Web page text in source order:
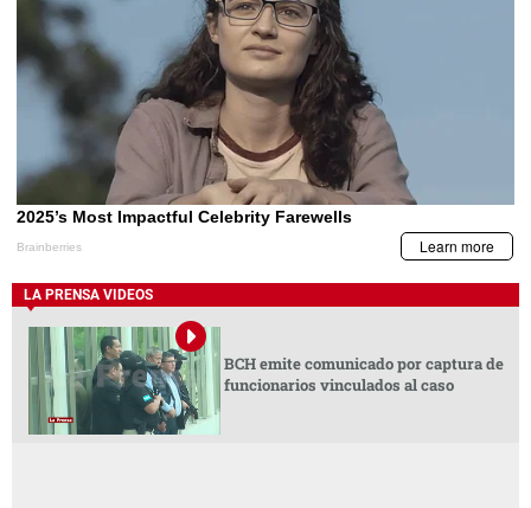
LA PRENSA VIDEOS
BCH emite comunicado por captura de
funcionarios vinculados al caso